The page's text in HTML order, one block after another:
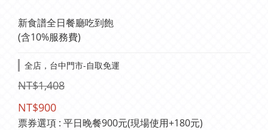
新食譜全日餐廳吃到飽
(含10%服務費)
全店，台中門市-自取免運
NT$1,408
NT$900
票券選項 : 平日晚餐900元(現場使用+180元)